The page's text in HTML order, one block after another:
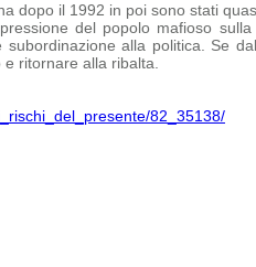
dopo il 1992 in poi sono stati
del popolo mafioso sulla
alla politica. Se
ritornare alla ribalta.
82_35138/